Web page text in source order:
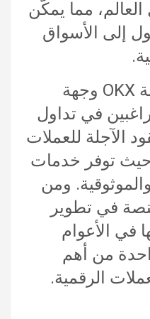
مما يمكّن
إلى الأسواق
بشكل عام، تعتبر منصة OKX وجهة
في تداول
الآجلة للعملات
توفر خدمات
ومن
في تطوير
في الأعوام
من أهم
الرقمية.